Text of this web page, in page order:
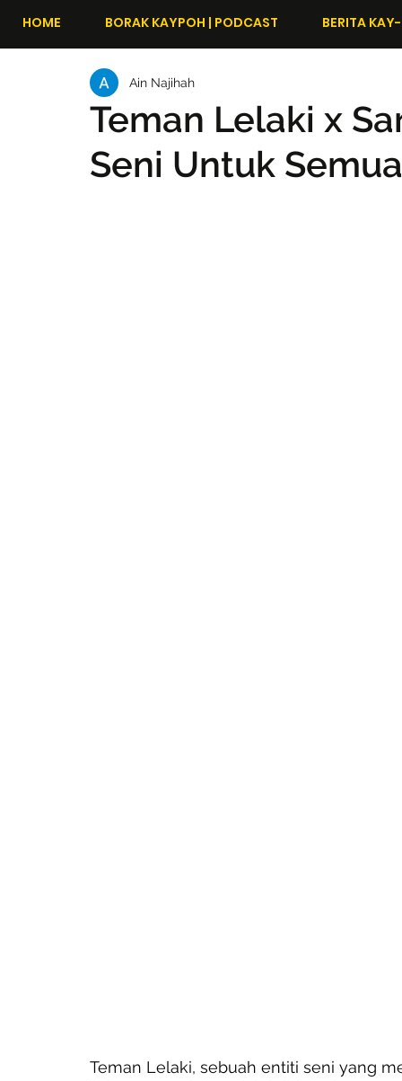
HOME BORAK KAYPOH | PODCAST BERITA
Teman Lelaki x
Seni Untuk
Ain Najihah
Teman Lelaki, sebuah entiti seni yang